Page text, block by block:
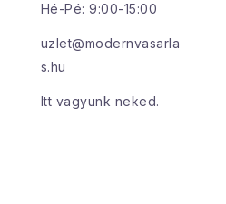
Hé-Pé: 9:00-15:00
uzlet@modernvasarla
s.hu
Itt vagyunk neked.